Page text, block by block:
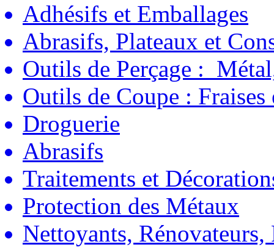
Adhésifs et Emballages
Abrasifs, Plateaux et
Outils de Perçage :
Outils de Coupe : Fraises
Droguerie
Abrasifs
Traitements et
Protection des Métaux
Nettoyants, Rénovateurs,